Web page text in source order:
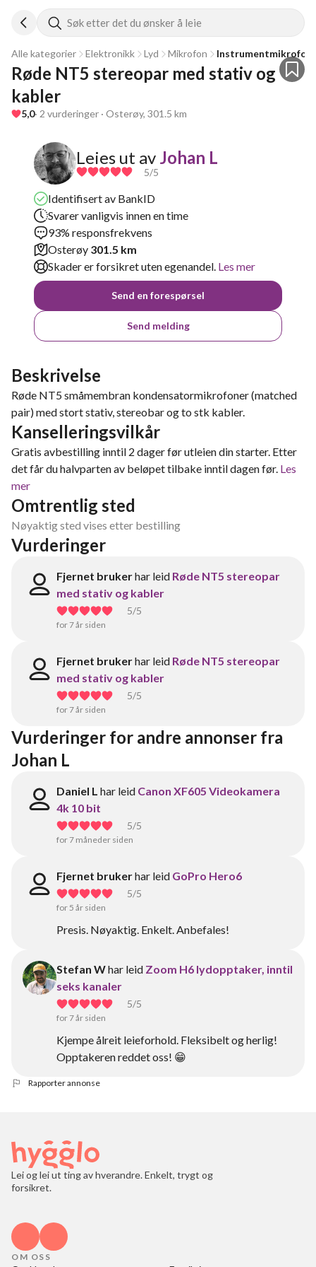
Søk etter det du ønsker å leie
Alle kategorier Elektronikk Lyd Mikrofon Instrumentmikrofon
Røde NT5 stereopar med stativ og
kabler
5,0· 2 vurderinger · Osterøy, 301.5 km
Leies ut av Johan L
5/5
Identifisert av BankID
Svarer vanligvis innen en time
93% responsfrekvens
Osterøy 301.5 km
Skader er forsikret uten egenandel. Les mer
Send en forespørsel
Send melding
Beskrivelse
Røde NT5 småmembran kondensatormikrofoner (matched
pair) med stort stativ, stereobar og to stk kabler.
Kanselleringsvilkår
Gratis avbestilling inntil 2 dager før utleien din starter. Etter
det får du halvparten av beløpet tilbake inntil dagen før. Les
mer
Omtrentlig sted
Nøyaktig sted vises etter bestilling
Vurderinger
Fjernet brukerhar leid Røde NT5 stereopar
med stativ og kabler
5/5
for 7 år siden
Fjernet brukerhar leid Røde NT5 stereopar
med stativ og kabler
5/5
for 7 år siden
Vurderinger for andre annonser fra
Johan L
Daniel L har leid Canon XF605 Videokamera
4k 10 bit
5/5
for 7 måneder siden
Fjernet brukerhar leid GoPro Hero6
5/5
for 5 år siden
Presis. Nøyaktig. Enkelt. Anbefales!
Stefan Whar leid Zoom H6 lydopptaker, inntil
seks kanaler
5/5
for 7 år siden
Kjempe ålreit leieforhold. Fleksibelt og herlig!
Opptakeren reddet oss! 😁
Rapporter annonse
Lei og lei ut ting av hverandre. Enkelt, trygt og
forsikret.
OM OSS